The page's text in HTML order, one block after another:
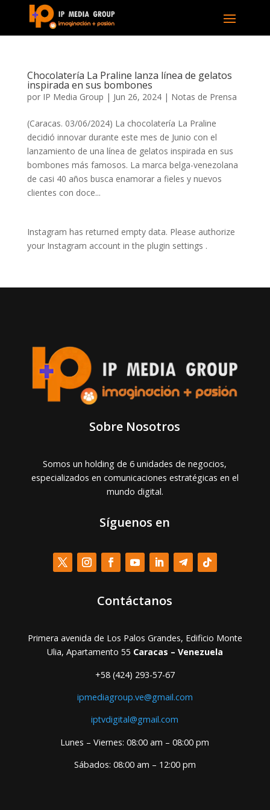
Chocolatería La Praline lanza línea de gelatos
inspirada en sus bombones
por IP Media Group | Jun 26, 2024| Notas de Prensa
(Caracas. 03/06/2024) La chocolatería La Praline
decidió innovar durante este mes de Junio con el
lanzamiento de una línea de gelatos inspirada en sus
bombones más famosos. La marca belga-venezolana
de casi 40 años busca enamorar a fieles y nuevos
clientes con doce...
Instagram has returned empty data. Please authorize
your Instagram account in the plugin settings .
Sobre Nosotros
Somos un holding de 6 unidades de negocios,
especializados en comunicaciones estratégicas en el
mundo digital.
Síguenos en
Contáctanos
Primera avenida de Los Palos Grandes, Edificio Monte
Ulia, Apartamento 55 Caracas – Venezuela
+58 (424) 293-57-67
ipmediagroup.ve@gmail.com
iptvdigital@gmail.com
Lunes – Viernes: 08:00 am – 08:00 pm
Sábados: 08:00 am – 12:00 pm